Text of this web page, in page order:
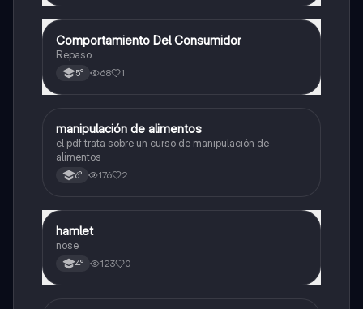
Otros
Comportamiento Del Consumidor
Repaso
5° 68 1
Otros
manipulación de alimentos
el pdf trata sobre un curso de manipulación de
alimentos
6° 176 2
Otros
hamlet
nose
4° 123 0